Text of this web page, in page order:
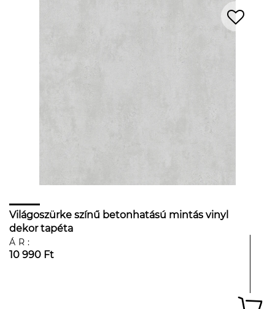
Világoszürke színű betonhatású mintás vinyl
dekor tapéta
ÁR:
10 990 Ft